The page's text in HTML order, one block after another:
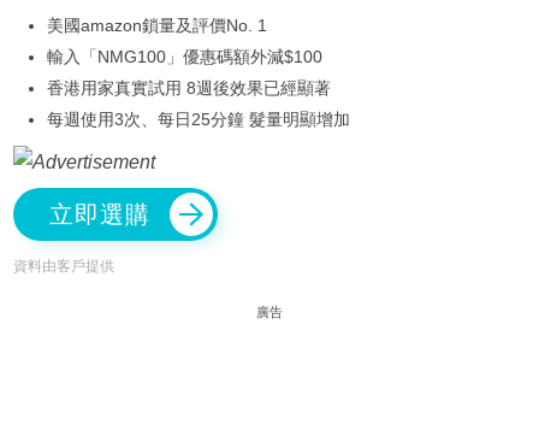
美國amazon鎖量及評價No. 1
輸入「NMG100」優惠碼額外減$100
香港用家真實試用 8週後效果已經顯著
每週使用3次、每日25分鐘 髮量明顯增加
立即選購
資料由客戶提供
廣告